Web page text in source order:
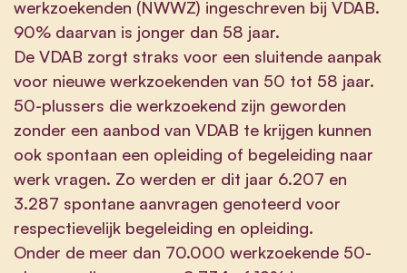
werkzoekenden (NWWZ) ingeschreven bij VDAB.
90% daarvan is jonger dan 58 jaar.
De VDAB zorgt straks voor een sluitende aanpak
voor nieuwe werkzoekenden van 50 tot 58 jaar.
50-plussers die werkzoekend zijn geworden
zonder een aanbod van VDAB te krijgen kunnen
ook spontaan een opleiding of begeleiding naar
werk vragen. Zo werden er dit jaar 6.207 en
3.287 spontane aanvragen genoteerd voor
respectievelijk begeleiding en opleiding.
Onder de meer dan 70.000 werkzoekende 50-